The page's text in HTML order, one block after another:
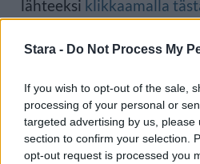
Stara - Do Not Process My
If you wish to opt-out of the sale,
processing of your personal or
targeted advertising by us, please
section to confirm your selection.
opt-out request is processed you
lähteeksi klikkaamalla
laatikon. Voit myös lukea
papukaijatai laajemmin
Viihdeuutiset-